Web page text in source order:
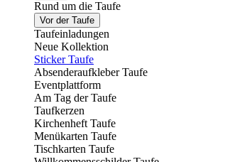
Rund um die Taufe
Vor der Taufe
Taufeinladungen
Neue Kollektion
Sticker Taufe
Absenderaufkleber Taufe
Eventplattform
Am Tag der Taufe
Taufkerzen
Kirchenheft Taufe
Menükarten Taufe
Tischkarten Taufe